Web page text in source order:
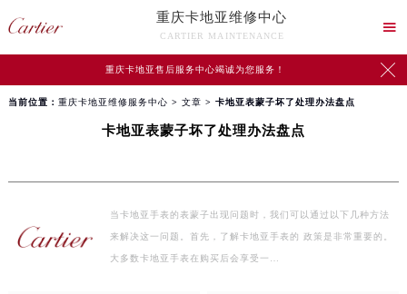
重庆卡地亚维修中心
CARTIER MAINTENANCE

重庆卡地亚售后服务中心竭诚为您服务！ 
当前位置： 重庆卡地亚维修服务中心 > 文章 > 卡地亚表蒙子坏了处理办法盘点
卡地亚表蒙子坏了处理办法盘点
当卡地亚手表的表蒙子出现问题时，我们可以通过以下几种方法
来解决这一问题。首先，了解卡地亚手表的 政策是非常重要的。
大多数卡地亚手表在购买后会享受一…